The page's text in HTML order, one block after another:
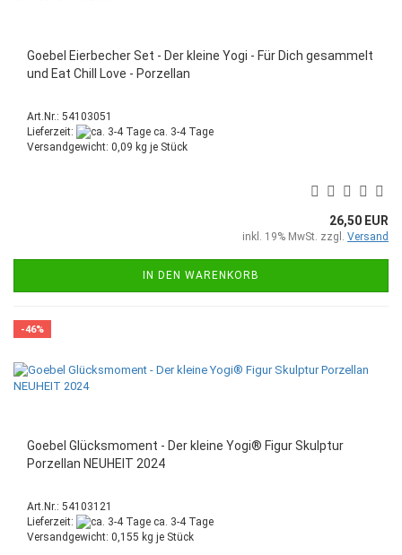
Goebel Eierbecher Set - Der kleine Yogi - Für Dich gesammelt
und Eat Chill Love - Porzellan
Art.Nr.: 54103051
Lieferzeit:
ca. 3-4 Tage
Versandgewicht: 0,09 kg je Stück
26,50 EUR
inkl. 19% MwSt. zzgl. Versand
IN DEN WARENKORB
-46%
Goebel Glücksmoment - Der kleine Yogi® Figur Skulptur
Porzellan NEUHEIT 2024
Art.Nr.: 54103121
Lieferzeit:
ca. 3-4 Tage
Versandgewicht: 0,155 kg je Stück